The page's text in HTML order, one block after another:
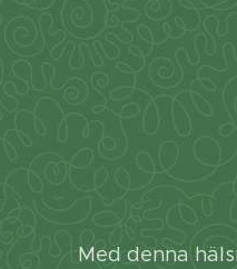
Med denna